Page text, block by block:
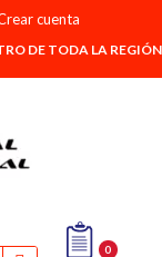
cuenta
DE TODA LA REGIÓN
0